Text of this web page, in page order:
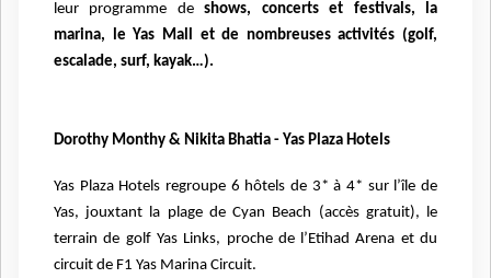
leur programme deshows, concerts et festivals, la
marina, le Yas Mall et de nombreuses activités (golf,
escalade, surf, kayak…).
Dorothy Monthy & Nikita Bhatia - Yas Plaza Hotels
Yas Plaza Hotels regroupe 6 hôtels de 3* à 4* sur l’île de
Yas, jouxtant la plage de Cyan Beach (accès gratuit), le
terrain de golf Yas Links, proche de l’Etihad Arena et du
circuit de F1 Yas Marina Circuit.